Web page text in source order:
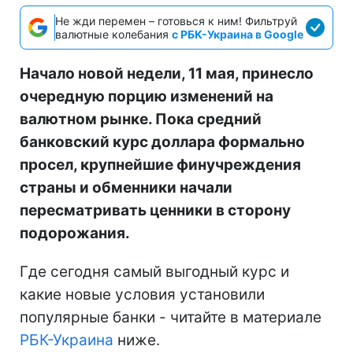
Не жди перемен – готовься к ним! Фильтруй
валютные колебания с РБК-Украина в Google
Начало новой недели, 11 мая, принесло
очередную порцию изменений на
валютном рынке. Пока средний
банковский курс доллара формально
просел, крупнейшие финучреждения
страны и обменники начали
пересматривать ценники в сторону
подорожания.
Где сегодня самый выгодный курс и
какие новые условия установили
популярные банки - читайте в материале
РБК-Украина ниже.